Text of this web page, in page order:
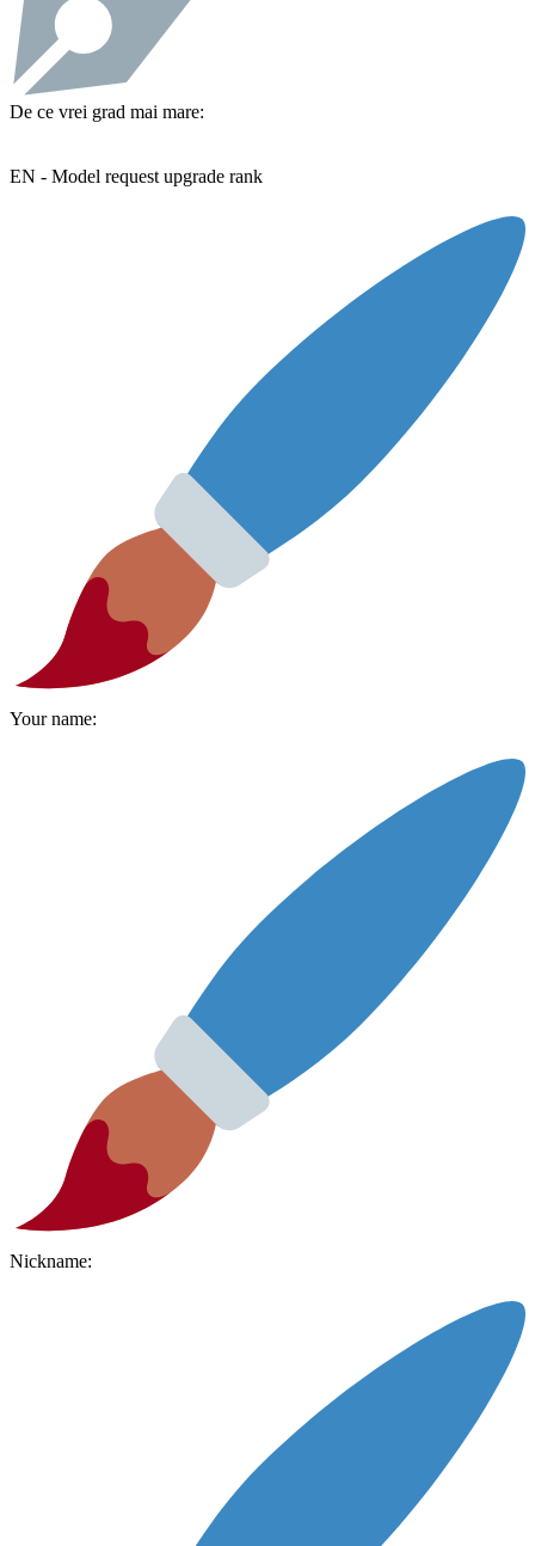
De ce vrei grad mai mare:
EN - Model request upgrade rank
Your name:
Nickname: